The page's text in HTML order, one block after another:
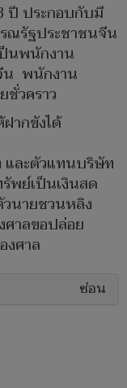
ปี ประกอบกับมี
ณรัฐประชาชนจีน
นพนักงาน
น พนักงาน
ชั่วคราว
ากขังได้
และตัวแทนบริษัท
พย์เป็นเงินสด
นายชวนหลิง
ศาลขอปล่อย
งศาล
ซ่อน